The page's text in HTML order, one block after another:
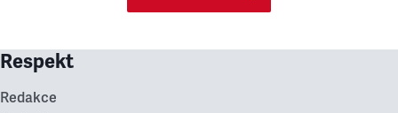
Respekt
Redakce